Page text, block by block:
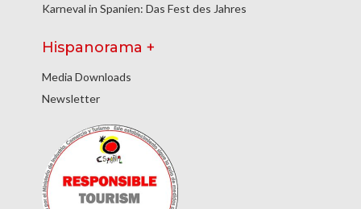
Karneval in Spanien: Das Fest des Jahres
Hispanorama +
Media Downloads
Newsletter